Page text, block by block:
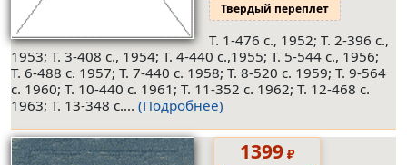
Твердый переплет
Т. 1-476 с., 1952; Т. 2-396 с.,
1953; Т. 3-408 с., 1954; Т. 4-440 с.,1955; Т. 5-544 с., 1956;
Т. 6-488 с. 1957; Т. 7-440 с. 1958; Т. 8-520 с. 1959; Т. 9-564
с. 1960; Т. 10-440 с. 1961; Т. 11-352 с. 1962; Т. 12-468 с.
1963; Т. 13-348 с.... (Подробнее)
1399₽